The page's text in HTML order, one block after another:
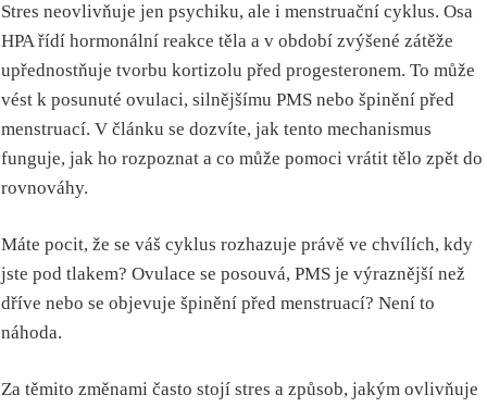
Stres neovlivňuje jen psychiku, ale i menstruační cyklus. Osa
HPA řídí hormonální reakce těla a v období zvýšené zátěže
upřednostňuje tvorbu kortizolu před progesteronem. To může
vést k posunuté ovulaci, silnějšímu PMS nebo špinění před
menstruací. V článku se dozvíte, jak tento mechanismus
funguje, jak ho rozpoznat a co může pomoci vrátit tělo zpět do
rovnováhy.
Máte pocit, že se váš cyklus rozhazuje právě ve chvílích, kdy
jste pod tlakem? Ovulace se posouvá, PMS je výraznější než
dříve nebo se objevuje špinění před menstruací? Není to
náhoda.
Za těmito změnami často stojí stres a způsob, jakým ovlivňuje